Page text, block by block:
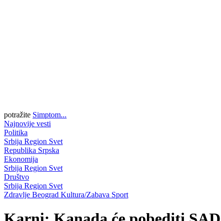
potražite Simptom...
Najnovije vesti
Politika
Srbija Region Svet
Republika Srpska
Ekonomija
Srbija Region Svet
Društvo
Srbija Region Svet
Zdravlje Beograd Kultura/Zabava Sport